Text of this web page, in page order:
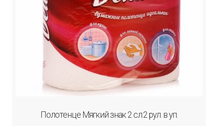
Полотенце Мягкий знак 2 сл.2 рул. в уп.